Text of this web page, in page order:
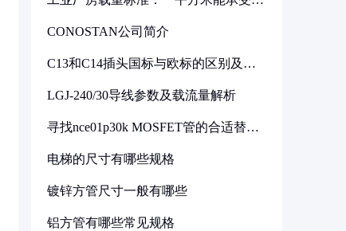
CONOSTAN公司简介
C13和C14插头国标与欧标的区别及其
LGJ-240/30导线参数及载流量解析
寻找nce01p30k MOSFET管的合适替代
电梯的尺寸有哪些规格
镀锌方管尺寸一般有哪些
铝方管有哪些常见规格